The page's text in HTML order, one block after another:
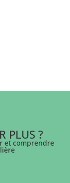
PLUS ?
et comprendre